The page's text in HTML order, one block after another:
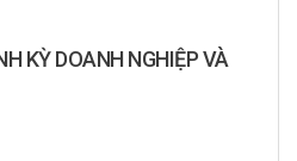
KỲ DOANH NGHIỆP VÀ